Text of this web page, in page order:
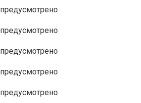
предусмотрено
предусмотрено
предусмотрено
предусмотрено
предусмотрено